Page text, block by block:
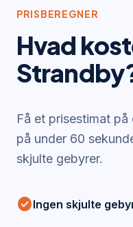
PRISBEREGNER
Hvad
Strandby
Få et prisestimat
på under 60
skjulte gebyrer.
check_circleIngen skjulte